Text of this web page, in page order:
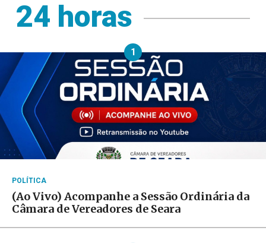
24 horas
1
POLÍTICA
(Ao Vivo) Acompanhe a Sessão Ordinária da
Câmara de Vereadores de Seara